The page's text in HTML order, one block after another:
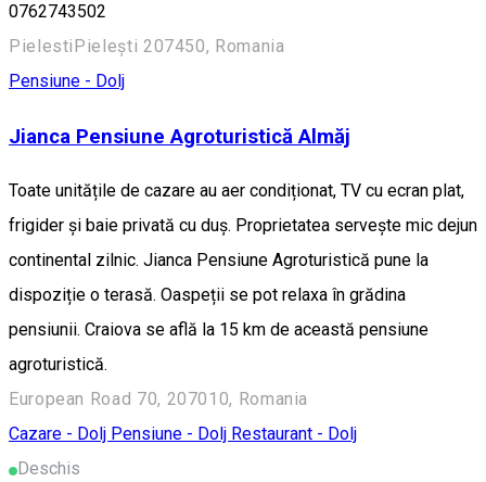
0762743502
PielestiPielești 207450, Romania
Pensiune - Dolj
Jianca Pensiune Agroturistică Almăj
Toate unitățile de cazare au aer condiționat, TV cu ecran plat,
frigider și baie privată cu duș. Proprietatea servește mic dejun
continental zilnic. Jianca Pensiune Agroturistică pune la
dispoziție o terasă. Oaspeții se pot relaxa în grădina
pensiunii. Craiova se află la 15 km de această pensiune
agroturistică.
European Road 70, 207010, Romania
Cazare - Dolj Pensiune - Dolj Restaurant - Dolj
Deschis